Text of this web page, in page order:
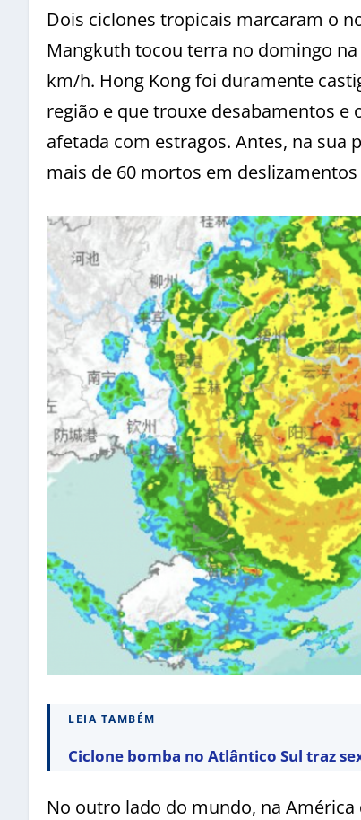
Dois ciclones tropicais marcaram o
Mangkuth tocou terra no domingo
km/h. Hong Kong foi duramente
região e que trouxe desabamentos
afetada com estragos. Antes, na sua
mais de 60 mortos em
LEIA TAMBÉM
Ciclone bomba no Atlântico Sul traz
No outro lado do mundo, na